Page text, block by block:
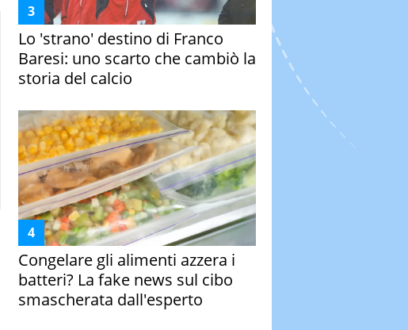
Lo 'strano' destino di Franco
Baresi: uno scarto che cambiò la
storia del calcio
Congelare gli alimenti azzera i
batteri? La fake news sul cibo
smascherata dall'esperto